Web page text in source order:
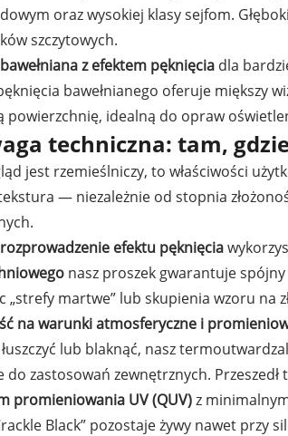
oraz wysokiej klasy sejfom.
szczytowych.
z efektem pęknięcia dla
bawełnianego oferuje miększy
powierzchnię, idealną do opraw
techniczna: tam,
jest rzemieślniczy, to właściwości
— niezależnie od stopnia
efektu pęknięcia
nasz proszek gwarantuje
„strefy martwe” lub skupienia wzoru na
na warunki atmosferyczne i
lub blaknąć, nasz
do zastosowań zewnętrznych. Przeszedł
promieniowania UV (QUV)z
Black” pozostaje żywy nawet przy